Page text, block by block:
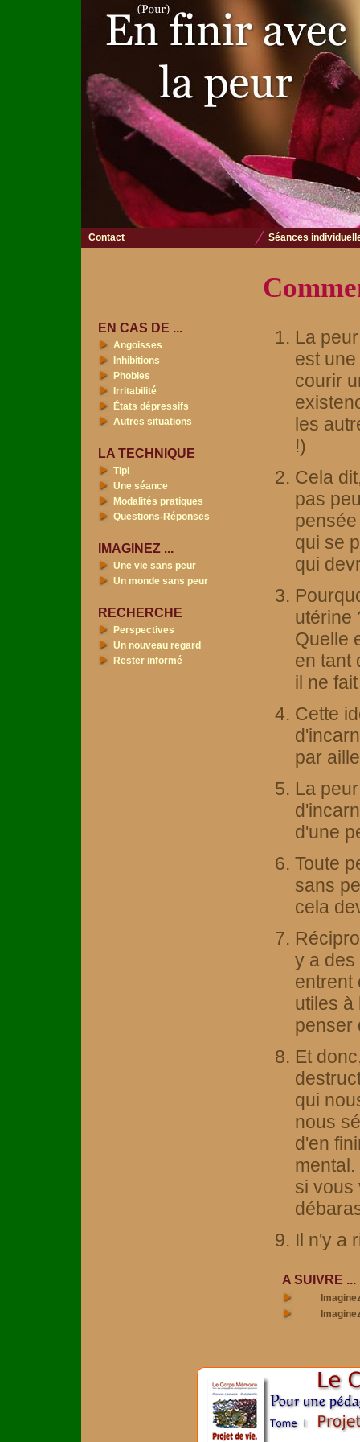
Contact Séances
EN CAS DE ...
Angoisses
Inhibitions
Phobies
Irritabilité
États dépressifs
Autres situations
LA TECHNIQUE
Tipi
Une séance
Modalités pratiques
Questions-Réponses
IMAGINEZ ...
Une vie sans peur
Un monde sans peur
RECHERCHE
Perspectives
Un nouveau regard
Rester informé
La
est
courir
les
!)
Cela
pas
qui se
qui
utérine
Quelle
en tant
il ne
Cette
par
La
d'une
Toute
sans
cela
y a
entrent
utiles à
penser
Et
qui
nous
d'en
si vous
Il n'y a
A SUIVRE ...